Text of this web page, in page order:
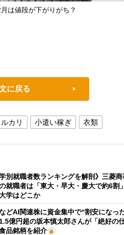
は値段が下がりがち？
に戻る
ルカリ 小遣い稼ぎ 衣類
別就職者数ランキングを解剖》三菱商
就職者は「東大・早大・慶大で約6
学はどこか
どAI関連株に資金集中で“割安になっ
億円超の坂本慎太郎さんが「絶好の
品銘柄を紹介